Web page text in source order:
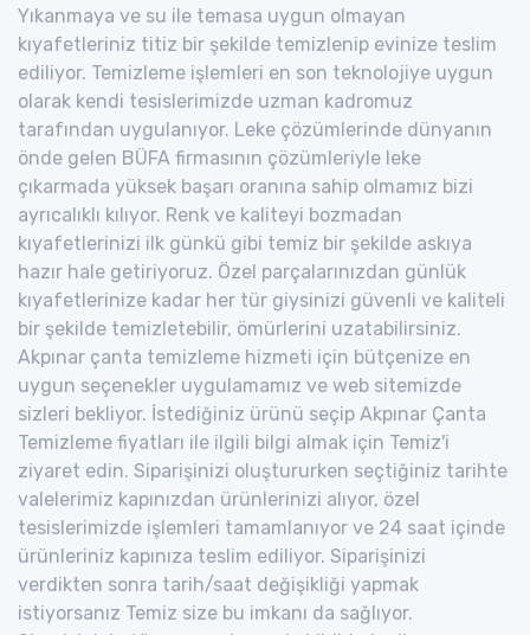
Yıkanmaya ve su ile temasa uygun olmayan
kıyafetleriniz titiz bir şekilde temizlenip evinize teslim
ediliyor. Temizleme işlemleri en son teknolojiye uygun
olarak kendi tesislerimizde uzman kadromuz
tarafından uygulanıyor. Leke çözümlerinde dünyanın
önde gelen BÜFA firmasının çözümleriyle leke
çıkarmada yüksek başarı oranına sahip olmamız bizi
ayrıcalıklı kılıyor. Renk ve kaliteyi bozmadan
kıyafetlerinizi ilk günkü gibi temiz bir şekilde askıya
hazır hale getiriyoruz. Özel parçalarınızdan günlük
kıyafetlerinize kadar her tür giysinizi güvenli ve kaliteli
bir şekilde temizletebilir, ömürlerini uzatabilirsiniz.
Akpınar çanta temizleme hizmeti için bütçenize en
uygun seçenekler uygulamamız ve web sitemizde
sizleri bekliyor. İstediğiniz ürünü seçip Akpınar Çanta
Temizleme fiyatları ile ilgili bilgi almak için Temiz'i
ziyaret edin. Siparişinizi oluştururken seçtiğiniz tarihte
valelerimiz kapınızdan ürünlerinizi alıyor, özel
tesislerimizde işlemleri tamamlanıyor ve 24 saat içinde
ürünleriniz kapınıza teslim ediliyor. Siparişinizi
verdikten sonra tarih/saat değişikliği yapmak
istiyorsanız Temiz size bu imkanı da sağlıyor.